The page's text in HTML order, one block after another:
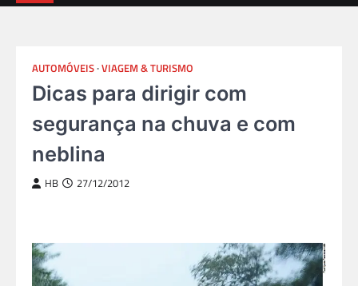
AUTOMÓVEIS VIAGEM & TURISMO
Dicas para dirigir com
segurança na chuva e com
neblina
HB 27/12/2012